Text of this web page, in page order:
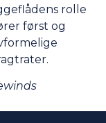
rolle
først og